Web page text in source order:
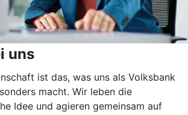
uns
ist das, was uns als Volksbank
macht. Wir leben die
Idee und agieren gemeinsam auf